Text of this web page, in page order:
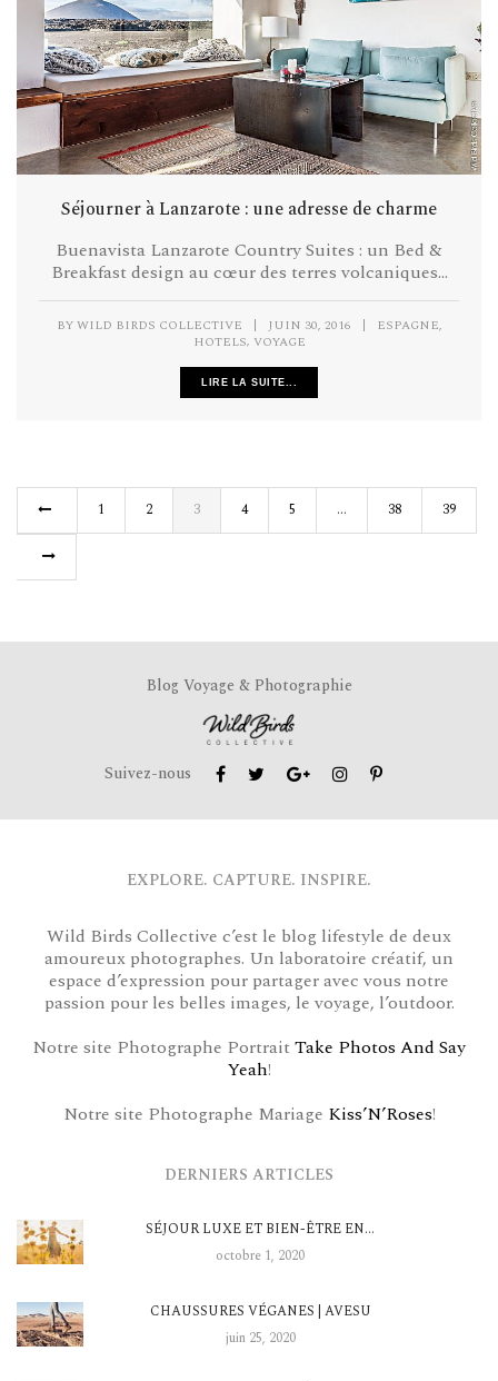
Séjourner à Lanzarote : une adresse de charme
Buenavista Lanzarote Country Suites : un Bed &
Breakfast design au cœur des terres volcaniques...
BYWILD BIRDS COLLECTIVE | JUIN 30, 2016 | ESPAGNE,
HOTELS, VOYAGE
LIRE LA SUITE...
1 2 3 4 5 … 38 39
Blog Voyage & Photographie
Suivez-nous
EXPLORE. CAPTURE. INSPIRE.
Wild Birds Collective c’est le blog lifestyle de deux
amoureux photographes. Un laboratoire créatif, un
espace d’expression pour partager avec vous notre
passion pour les belles images, le voyage, l’outdoor.
Notre site Photographe PortraitTake Photos And Say
Yeah!
Notre site Photographe Mariage Kiss’N’Roses!
DERNIERS ARTICLES
SÉJOUR LUXE ET BIEN-ÊTRE EN…
octobre 1, 2020
CHAUSSURES VÉGANES | AVESU
juin 25, 2020